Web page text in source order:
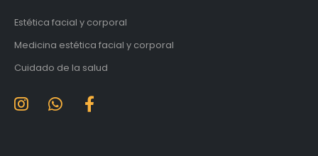
Estética facial y corporal
Medicina estética facial y corporal
Cuidado de la salud